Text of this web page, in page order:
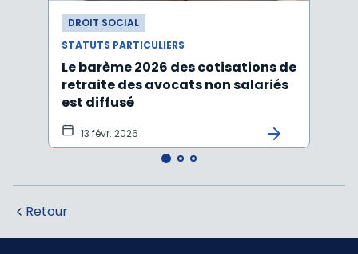
DROIT SOCIAL
STATUTS PARTICULIERS
Le barème 2026 des cotisations de
retraite des avocats non salariés
est diffusé
13 févr. 2026
Retour